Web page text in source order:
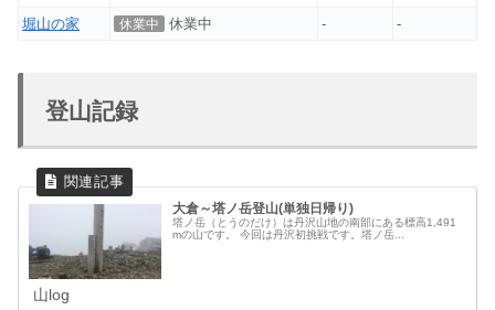
堀山の家
休業中 休業中 - -
登山記録
大倉～塔ノ岳登山(単独日帰り)
塔ノ岳（とうのだけ）は丹沢山地の南部にある標高1,491
mの山です。 今回は丹沢初挑戦です。塔ノ岳...
山log